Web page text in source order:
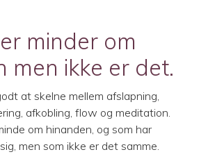
minder om
men ikke er det.
at skelne mellem afslapning,
afkobling, flow og meditation.
om hinanden, og som har
men som ikke er det samme.